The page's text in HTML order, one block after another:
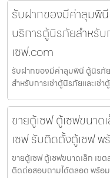
รับฝากของมีค่าลุมพินี
บริการตู้นิรภัยสำหรับ
เซฟ.com
รับฝากของมีค่าลุมพินี ตู้นิรภัย
สำหรับการเช่าตู้นิรภัยและเช่
ขายตู้เซฟ ตู้เซฟขนาด
เซฟ รับติดตั้งตู้เซฟ
ขายตู้เซฟ ตู้เซฟขนาดเล็ก เข
ติดต่อสอบถามได้ตลอด พร้อม